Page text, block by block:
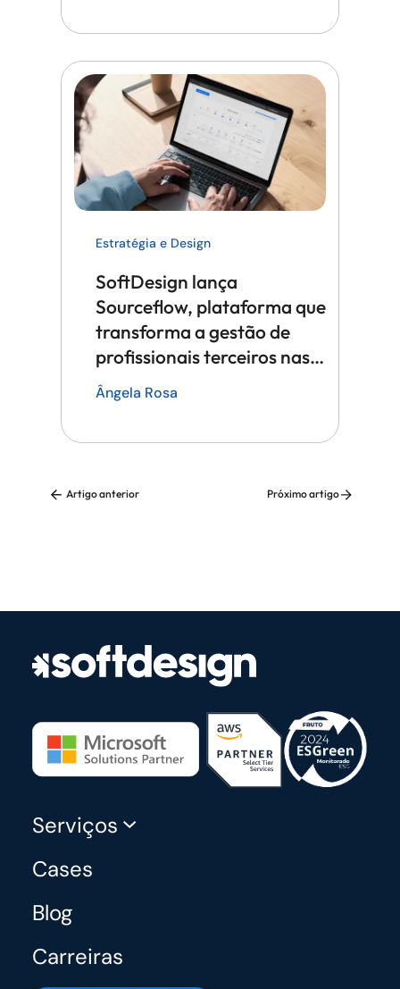
Estratégia e Design
SoftDesign lança
Sourceflow, plataforma que
transforma a gestão de
profissionais terceiros nas
grandes empresas
Ângela Rosa
Artigo anterior Próximo artigo
Serviços
Cases
Blog
Carreiras